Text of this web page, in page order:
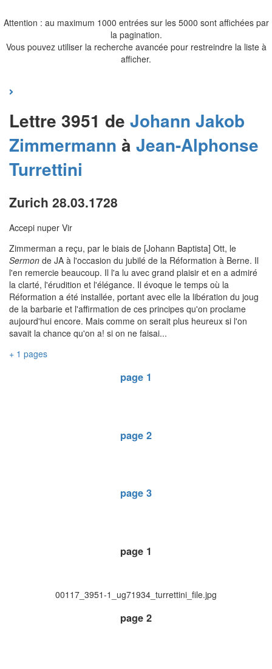
Attention : au maximum 1000 entrées sur les 5000 sont affichées par
la pagination.
Vous pouvez utiliser la recherche avancée pour restreindre la liste à
afficher.
Lettre 3951 de Johann Jakob
Zimmermann à Jean-Alphonse
Turrettini
Zurich 28.03.1728
Accepi nuper Vir
Zimmerman a reçu, par le biais de [Johann Baptista] Ott, le
Sermon de JA à l'occasion du jubilé de la Réformation à Berne. Il
l'en remercie beaucoup. Il l'a lu avec grand plaisir et en a admiré
la clarté, l'érudition et l'élégance. Il évoque le temps où la
Réformation a été installée, portant avec elle la libération du joug
de la barbarie et l'affirmation de ces principes qu'on proclame
aujourd'hui encore. Mais comme on serait plus heureux si l'on
savait la chance qu'on a! si on ne faisai...
+ 1 pages
page 1
page 2
page 3
page 1
00117_3951-1_ug71934_turrettini_file.jpg
page 2